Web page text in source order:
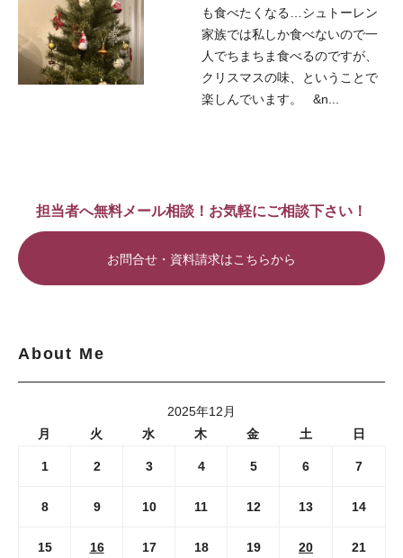
も食べたくなる…シュトーレン
家族では私しか食べないので一
人でちまちま食べるのですが、
クリスマスの味、ということで
楽しんでいます。 &n...
担当者へ無料メール相談！お気軽にご相談下さい！
お問合せ・資料請求はこちらから
About Me
2025年12月
月
火 水 木 金 土 日
1 2 3 4 5 6 7
8 9 10 11 12 13 14
15 16 17 18 19 20 21